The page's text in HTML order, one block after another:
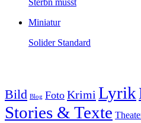
Miniatur
Solider Standard
Bild Blog Foto Krimi Lyrik
Stories & Texte